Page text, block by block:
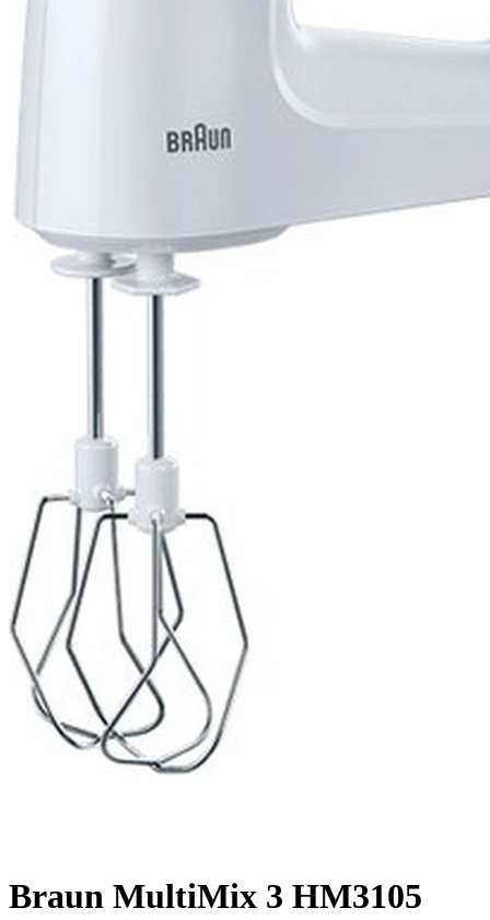
Braun MultiMix 3 HM3105